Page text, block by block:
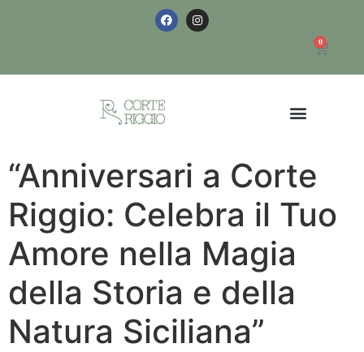
0
“Anniversari a Corte
Riggio: Celebra il Tuo
Amore nella Magia
della Storia e della
Natura Siciliana”